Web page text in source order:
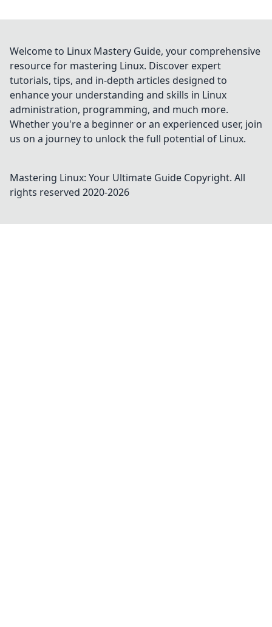
Welcome to Linux Mastery Guide, your comprehensive
resource for mastering Linux. Discover expert
tutorials, tips, and in-depth articles designed to
enhance your understanding and skills in Linux
administration, programming, and much more.
Whether you're a beginner or an experienced user, join
us on a journey to unlock the full potential of Linux.
Mastering Linux: Your Ultimate Guide Copyright. All
rights reserved 2020-2026